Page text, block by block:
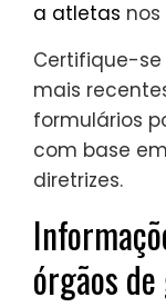
a atletas nos
Certifique-
mais
formulários
com base
diretrizes.
órgãos